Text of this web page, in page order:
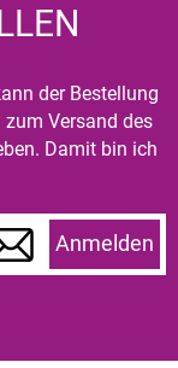
der Bestellung
Versand des
Damit bin ich
Anmelden